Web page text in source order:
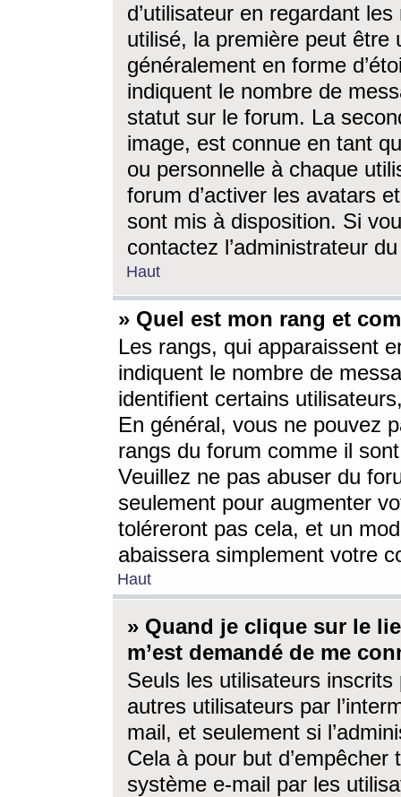
d’utilisateur en regardant
utilisé, la première peut être
généralement en forme
indiquent le nombre de
statut sur le forum. La
image, est connue en tant
ou personnelle à chaque
forum d’activer les avatars
sont mis à disposition. Si
contactez l’administrateur
Haut
» Quel est mon rang et
Les rangs, qui apparaissent
indiquent le nombre de
identifient certains
En général, vous ne pouvez
rangs du forum comme il
Veuillez ne pas abuser du
seulement pour augmenter
toléreront pas cela, et un
abaissera simplement votre
Haut
» Quand je clique sur le
m’est demandé de me
Seuls les utilisateurs
autres utilisateurs par
mail, et seulement si
Cela à pour but
système e-mail par les